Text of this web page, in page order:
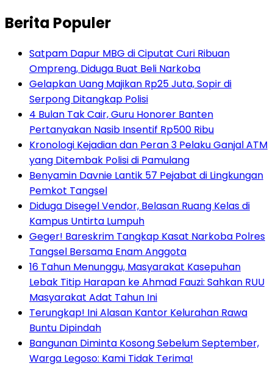
Berita Populer
Satpam Dapur MBG di Ciputat Curi Ribuan
Ompreng, Diduga Buat Beli Narkoba
Gelapkan Uang Majikan Rp25 Juta, Sopir di
Serpong Ditangkap Polisi
4 Bulan Tak Cair, Guru Honorer Banten
Pertanyakan Nasib Insentif Rp500 Ribu
Kronologi Kejadian dan Peran 3 Pelaku Ganjal ATM
yang Ditembak Polisi di Pamulang
Benyamin Davnie Lantik 57 Pejabat di Lingkungan
Pemkot Tangsel
Diduga Disegel Vendor, Belasan Ruang Kelas di
Kampus Untirta Lumpuh
Geger! Bareskrim Tangkap Kasat Narkoba Polres
Tangsel Bersama Enam Anggota
16 Tahun Menunggu, Masyarakat Kasepuhan
Lebak Titip Harapan ke Ahmad Fauzi: Sahkan RUU
Masyarakat Adat Tahun Ini
Terungkap! Ini Alasan Kantor Kelurahan Rawa
Buntu Dipindah
Bangunan Diminta Kosong Sebelum September,
Warga Legoso: Kami Tidak Terima!